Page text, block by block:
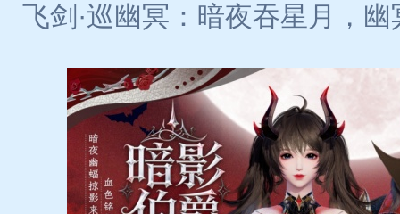
飞剑·巡幽冥：暗夜吞星月，